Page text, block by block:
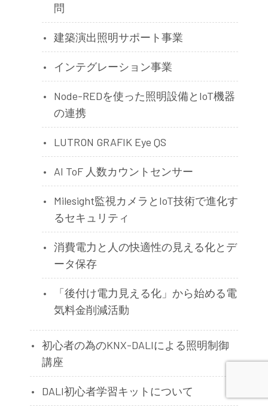
問
建築演出照明サポート事業
インテグレーション事業
Node-REDを使った照明設備とIoT機器
の連携
LUTRON GRAFIK Eye QS
AI ToF 人数カウントセンサー
Milesight監視カメラとIoT技術で進化す
るセキュリティ
消費電力と人の快適性の見える化とデ
ータ保存
「後付け電力見える化」から始める電
気料金削減活動
初心者の為のKNX-DALIによる照明制御
講座
DALI初心者学習キットについて